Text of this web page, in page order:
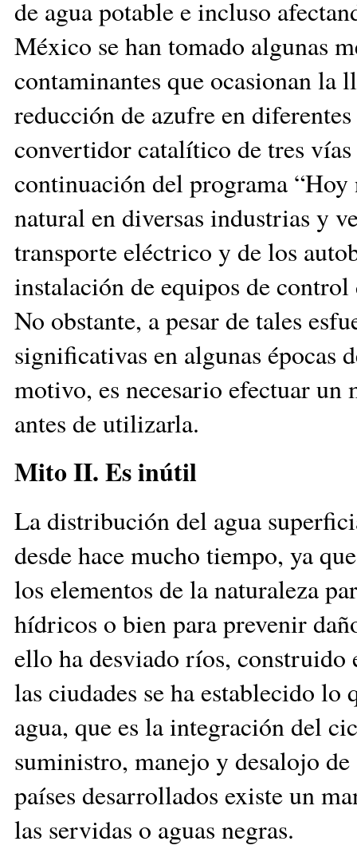
de agua potable e incluso
México se han tomado algunas
contaminantes que ocasionan la
reducción de azufre en
convertidor catalítico de tres
continuación del programa
natural en diversas industrias y
transporte eléctrico y de los
instalación de equipos de
No obstante, a pesar de tales
significativas en algunas épocas
motivo, es necesario efectuar
antes de utilizarla.
Mito II. Es inútil
La distribución del agua
desde hace mucho tiempo, ya
los elementos de la naturaleza
hídricos o bien para prevenir
ello ha desviado ríos, construido
las ciudades se ha establecido
agua, que es la integración del
suministro, manejo y desalojo de
países desarrollados existe un
las servidas o aguas negras.